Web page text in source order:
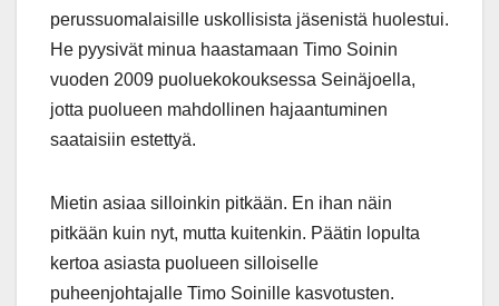
perussuomalaisille uskollisista jäsenistä huolestui.
He pyysivät minua haastamaan Timo Soinin
vuoden 2009 puoluekokouksessa Seinäjoella,
jotta puolueen mahdollinen hajaantuminen
saataisiin estettyä.
Mietin asiaa silloinkin pitkään. En ihan näin
pitkään kuin nyt, mutta kuitenkin. Päätin lopulta
kertoa asiasta puolueen silloiselle
puheenjohtajalle Timo Soinille kasvotusten.